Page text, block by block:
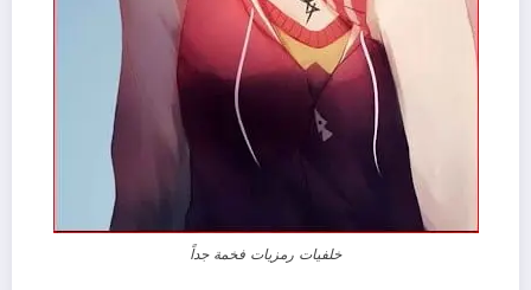
خلفيات رمزيات فخمة جداً